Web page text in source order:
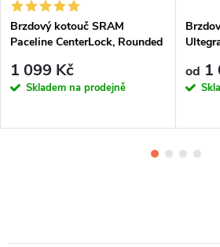
Brzdový kotouč SRAM
Paceline CenterLock, Rounded
1 099 Kč
Skladem na prodejně
od 1